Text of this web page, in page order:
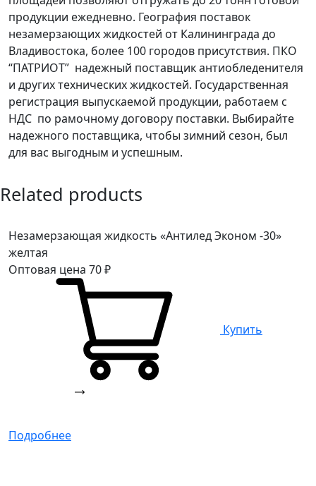
продукции ежедневно. География поставок
незамерзающих жидкостей от Калининграда до
Владивостока, более 100 городов присутствия. ПКО
“ПАТРИОТ” надежный поставщик антиобледенителя
и других технических жидкостей. Государственная
регистрация выпускаемой продукции, работаем с
НДС по рамочному договору поставки. Выбирайте
надежного поставщика, чтобы зимний сезон, был
для вас выгодным и успешным.
Related products
Незамерзающая жидкость «Антилед Эконом -30»
желтая
Оптовая цена 70₽
Купить
Подробнее